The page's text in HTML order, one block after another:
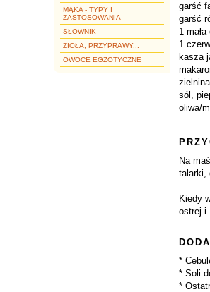
MĄKA - TYPY I
ZASTOSOWANIA
SŁOWNIK
ZIOŁA, PRZYPRAWY...
OWOCE EGZOTYCZNE
garść
garść
1
1
kasza
sól,
oliwa/
Na
talarki,
Kiedy
ostrej i
*
* Soli
*